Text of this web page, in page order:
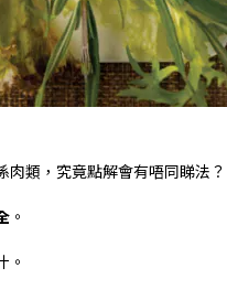
類，究竟點解會有唔同睇法？
。
。